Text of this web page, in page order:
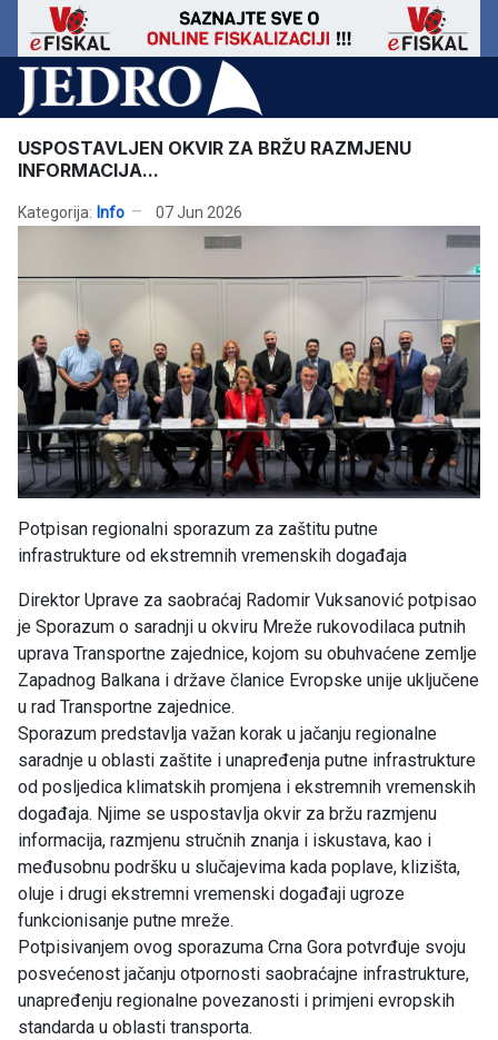
USPOSTAVLJEN OKVIR ZA BRŽU RAZMJENU
INFORMACIJA...
Kategorija: Info 07 Jun 2026
Potpisan regionalni sporazum za zaštitu putne
infrastrukture od ekstremnih vremenskih događaja
Direktor Uprave za saobraćaj Radomir Vuksanović potpisao
je Sporazum o saradnji u okviru Mreže rukovodilaca putnih
uprava Transportne zajednice, kojom su obuhvaćene zemlje
Zapadnog Balkana i države članice Evropske unije uključene
u rad Transportne zajednice.
Sporazum predstavlja važan korak u jačanju regionalne
saradnje u oblasti zaštite i unapređenja putne infrastrukture
od posljedica klimatskih promjena i ekstremnih vremenskih
događaja. Njime se uspostavlja okvir za bržu razmjenu
informacija, razmjenu stručnih znanja i iskustava, kao i
međusobnu podršku u slučajevima kada poplave, klizišta,
oluje i drugi ekstremni vremenski događaji ugroze
funkcionisanje putne mreže.
Potpisivanjem ovog sporazuma Crna Gora potvrđuje svoju
posvećenost jačanju otpornosti saobraćajne infrastrukture,
unapređenju regionalne povezanosti i primjeni evropskih
standarda u oblasti transporta.